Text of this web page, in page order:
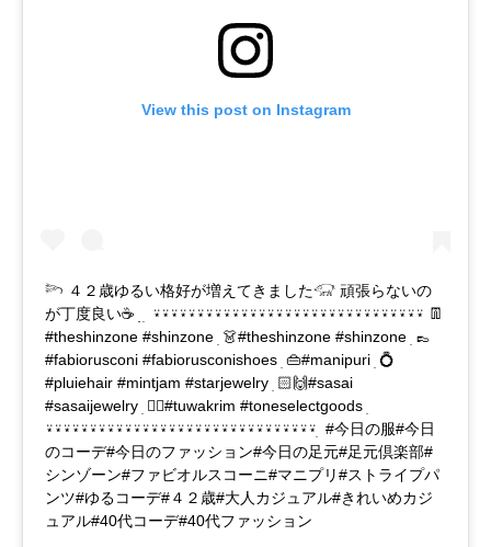
View this post on Instagram
𓆸 ４２歳ゆるい格好が増えてきました𓃟 頑張らないの
が丁度良い☕️ ׅ ׅ ׅ ⍣⍣⍣⍣⍣⍣⍣⍣⍣⍣⍣⍣⍣⍣⍣⍣⍣⍣⍣⍣⍣⍣⍣⍣⍣⍣⍣⍣⍣⍣⍣ 👖
#theshinzone #shinzone ׅ 👗#theshinzone #shinzone ׅ 👞
#fabiorusconi #fabiorusconishoes ׅ 👜#manipuri ׅ 💍
#pluiehair #mintjam #starjewelry ׅ 🙌🏻#sasai
#sasaijewelry ׅ 👂🏻#tuwakrim #toneselectgoods ׅ
⍣⍣⍣⍣⍣⍣⍣⍣⍣⍣⍣⍣⍣⍣⍣⍣⍣⍣⍣⍣⍣⍣⍣⍣⍣⍣⍣⍣⍣⍣⍣ ׅ #今日の服#今日
のコーデ#今日のファッション#今日の足元#足元倶楽部#
シンゾーン#ファビオルスコーニ#マニプリ#ストライプパ
ンツ#ゆるコーデ#４２歳#大人カジュアル#きれいめカジ
ュアル#40代コーデ#40代ファッション